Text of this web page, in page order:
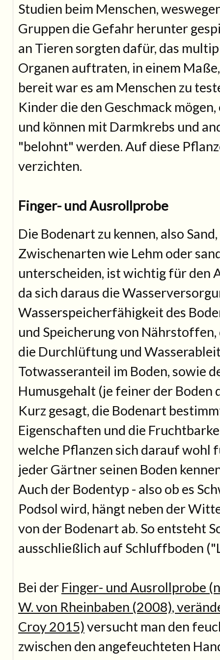
Studien beim Menschen,
Gruppen die Gefahr herunter
an Tieren sorgten dafür, das
Organen auftraten, in einem
bereit war es am Menschen zu
Kinder die den Geschmack
und können mit Darmkrebs und
"belohnt" werden. Auf diese
verzichten.
Finger- und Ausrollprobe
Die Bodenart zu kennen, also
Zwischenarten wie Lehm oder
unterscheiden, ist wichtig für den
da sich daraus die
Wasserspeicherfähigkeit des
und Speicherung von
die Durchlüftung und
Totwasseranteil im Boden, sowie
Humusgehalt (je feiner der Boden
Kurz gesagt, die Bodenart
Eigenschaften und die
welche Pflanzen sich darauf wohl
jeder Gärtner seinen Boden
Auch der Bodentyp - also ob es
Podsol wird, hängt neben der
von der Bodenart ab. So entsteht
ausschließlich auf Schluffboden
Bei der Finger- und Ausrollprobe
W. von Rheinbaben (2008),
Croy 2015)versucht man den
zwischen den angefeuchteten